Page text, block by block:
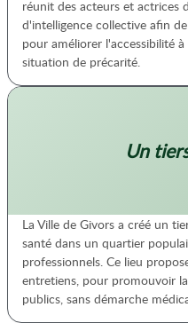
réunit des acteurs et actrices
d'intelligence collective afin
pour améliorer l'accessibilité
situation de précarité.
Un
La Ville de Givors a créé un
santé dans un quartier
professionnels. Ce lieu
entretiens, pour promouvoir
publics, sans démarche